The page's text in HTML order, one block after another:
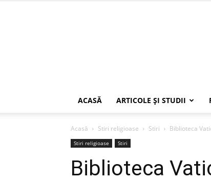
ACASĂ ARTICOLE ŞI STUDII
Acasă Stiri religioase Stiri Biblioteca
Stiri religioase Stiri
Biblioteca